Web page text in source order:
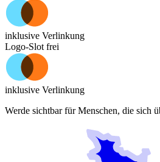
inklusive Verlinkung
Logo-Slot frei
inklusive Verlinkung
Werde sichtbar für Menschen, die sich